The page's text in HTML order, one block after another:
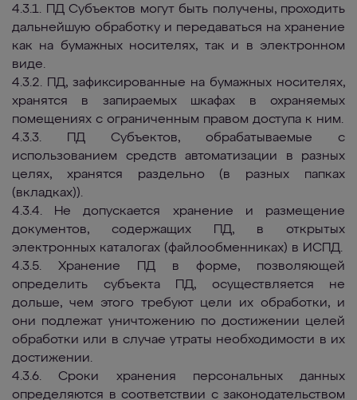
4.3.1. ПД Субъектов могут быть получены, проходить
дальнейшую обработку и передаваться на хранение
как на бумажных носителях, так и в электронном
виде.
4.3.2. ПД, зафиксированные на бумажных носителях,
хранятся в запираемых шкафах в охраняемых
помещениях с ограниченным правом доступа к ним.
4.3.3. ПД Субъектов, обрабатываемые с
использованием средств автоматизации в разных
целях, хранятся раздельно (в разных папках
(вкладках)).
4.3.4. Не допускается хранение и размещение
документов, содержащих ПД, в открытых
электронных каталогах (файлообменниках) в ИСПД.
4.3.5. Хранение ПД в форме, позволяющей
определить субъекта ПД, осуществляется не
дольше, чем этого требуют цели их обработки, и
они подлежат уничтожению по достижении целей
обработки или в случае утраты необходимости в их
достижении.
4.3.6. Сроки хранения персональных данных
определяются в соответствии с законодательством